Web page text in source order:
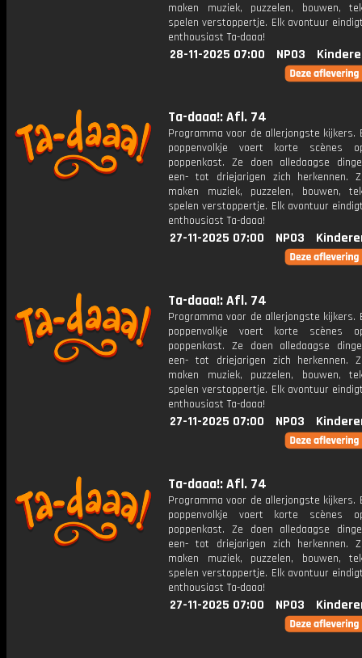
maken muziek, puzzelen, bouwen,
spelen verstoppertje. Elk avontuur
enthousiast Ta-daaa!
28-11-2025 07:00 NPO3
Ta-daaa!: Afl. 74
Programma voor de allerjongste kijkers.
poppenvolkje voert korte scènes
poppenkast. Ze doen alledaagse
een- tot driejarigen zich herkennen.
maken muziek, puzzelen, bouwen,
spelen verstoppertje. Elk avontuur
enthousiast Ta-daaa!
27-11-2025 07:00 NPO3
Ta-daaa!: Afl. 74
Programma voor de allerjongste kijkers.
poppenvolkje voert korte scènes
poppenkast. Ze doen alledaagse
een- tot driejarigen zich herkennen.
maken muziek, puzzelen, bouwen,
spelen verstoppertje. Elk avontuur
enthousiast Ta-daaa!
27-11-2025 07:00 NPO3
Ta-daaa!: Afl. 74
Programma voor de allerjongste kijkers.
poppenvolkje voert korte scènes
poppenkast. Ze doen alledaagse
een- tot driejarigen zich herkennen.
maken muziek, puzzelen, bouwen,
spelen verstoppertje. Elk avontuur
enthousiast Ta-daaa!
27-11-2025 07:00 NPO3